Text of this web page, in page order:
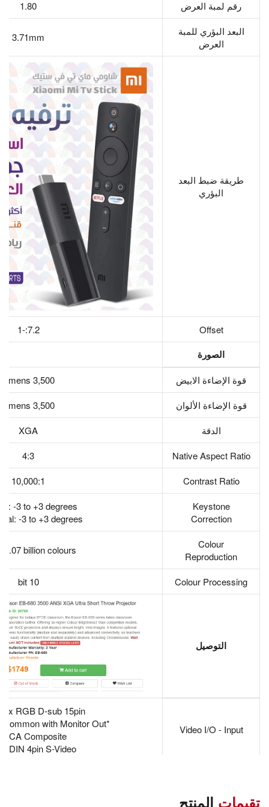
رقم لمبة العرض
1.80
البعد البؤري للمبة
العرض
3.71mm
طريقة ضبط البعد
البؤري
Offset
7.2:-1
الصورة
قوة الإضاءة الابيض
3,500 lumens
قوة الإضاءة الألوان
3,500 lumens
الدقة
XGA
Native Aspect Ratio
4:3
Contrast Ratio
10,000:1
Keystone
Correction
-3 to +3 degrees
-3 to +3 degrees
Colour
Reproduction
1.07 billion colours
Colour Processing
10 bit
التوصيل
Video I/O - Input
2x RGB D-sub 15pin
*Computer 2 in common with Monitor Out
Composite
DIN 4pin S-Video
تقيمات المنتج